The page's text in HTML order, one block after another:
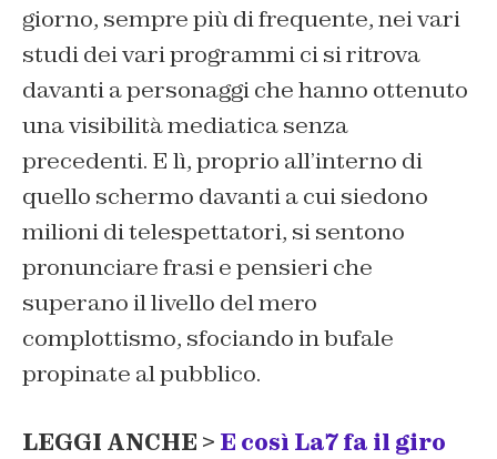
giorno, sempre più di frequente, nei vari
studi dei vari programmi ci si ritrova
davanti a personaggi che hanno ottenuto
una visibilità mediatica senza
precedenti. E lì, proprio all’interno di
quello schermo davanti a cui siedono
milioni di telespettatori, si sentono
pronunciare frasi e pensieri che
superano il livello del mero
complottismo, sfociando in bufale
propinate al pubblico.
LEGGI ANCHE > E così La7 fa il giro